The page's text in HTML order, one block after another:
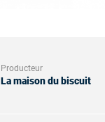
Producteur
La maison du biscuit